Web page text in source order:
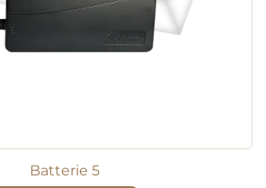
Batterie 5